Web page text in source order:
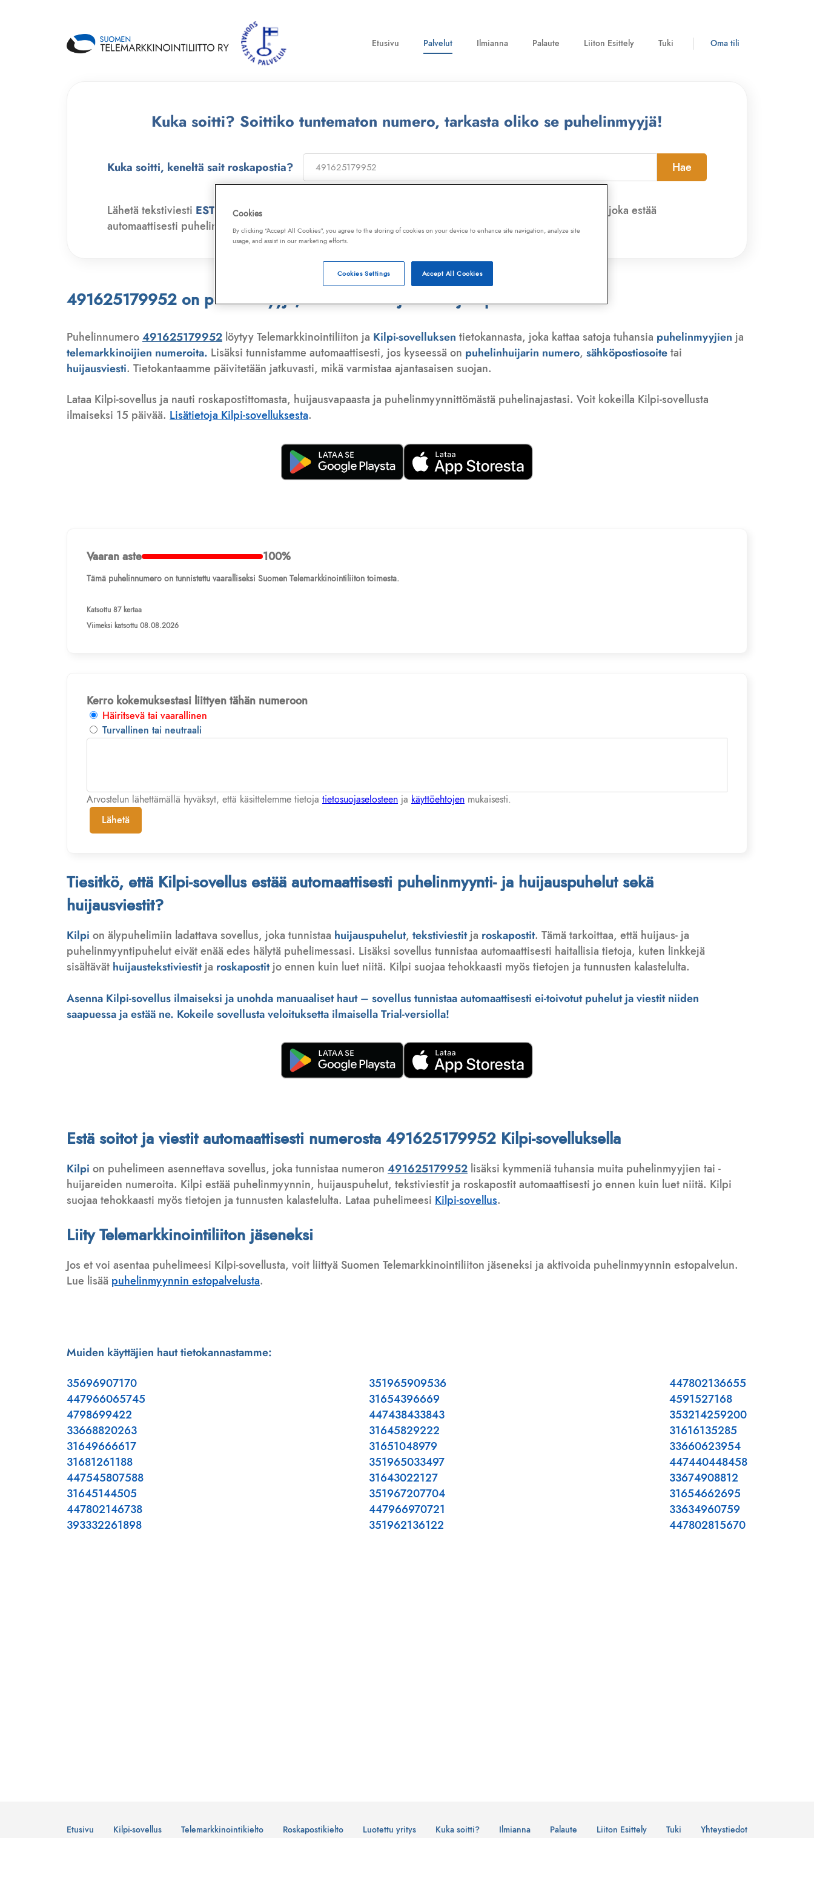
Etusivu Palvelut Ilmianna Palaute Liiton Esittely Tuki Oma tili
Kuka soitti? Soittiko tuntematon numero, tarkasta oliko se puhelinmyyjä!
Kuka soitti, keneltä sait roskapostia? Hae
Lähetä tekstiviesti ESTO numeroon
, niin saat laajan telemarkkinointikiellon ja Kilpi-sovelluksen, joka estää
automaattisesti puhelinmyyjien soitot, huijaussoitot, huijausviestit ja roskapostit.
491625179952 on puhelinmyyjä, telemarkkinoija tai huijauspuhelu
Puhelinnumero491625179952 löytyy Telemarkkinointiliiton ja Kilpi-sovelluksen tietokannasta, joka kattaa satoja tuhansia puhelinmyyjien ja
telemarkkinoijien numeroita. Lisäksi tunnistamme automaattisesti, jos kyseessä on puhelinhuijarin numero, sähköpostiosoitetai
huijausviesti. Tietokantaamme päivitetään jatkuvasti, mikä varmistaa ajantasaisen suojan.
Lataa Kilpi-sovellus ja nauti roskapostittomasta, huijausvapaasta ja puhelinmyynnittömästä puhelinajastasi. Voit kokeilla Kilpi-sovellusta
ilmaiseksi 15 päivää. Lisätietoja Kilpi-sovelluksesta.
Vaaran aste 100%
Tämä puhelinnumero on tunnistettu vaaralliseksi Suomen Telemarkkinointiliiton toimesta.
Katsottu 87 kertaa
Viimeksi katsottu 08.08.2026
Kerro kokemuksestasi liittyen tähän numeroon
Häiritsevä tai vaarallinen
Turvallinen tai neutraali
Arvostelun lähettämällä hyväksyt, että käsittelemme tietoja tietosuojaselosteen ja käyttöehtojen mukaisesti.
Lähetä
Tiesitkö, että Kilpi-sovellus estää automaattisesti puhelinmyynti- ja huijauspuhelut sekä
huijausviestit?
Kilpi on älypuhelimiin ladattava sovellus, joka tunnistaa huijauspuhelut, tekstiviestitja roskapostit. Tämä tarkoittaa, että huijaus- ja
puhelinmyyntipuhelut eivät enää edes hälytä puhelimessasi. Lisäksi sovellus tunnistaa automaattisesti haitallisia tietoja, kuten linkkejä
sisältävät huijaustekstiviestitja roskapostitjo ennen kuin luet niitä. Kilpi suojaa tehokkaasti myös tietojen ja tunnusten kalastelulta.
Asenna Kilpi-sovellus ilmaiseksi ja unohda manuaaliset haut – sovellus tunnistaa automaattisesti ei-toivotut puhelut ja viestit niiden
saapuessa ja estää ne. Kokeile sovellusta veloituksetta ilmaisella Trial-versiolla!
Estä soitot ja viestit automaattisesti numerosta 491625179952 Kilpi-sovelluksella
Kilpi on puhelimeen asennettava sovellus, joka tunnistaa numeron 491625179952 lisäksi kymmeniä tuhansia muita puhelinmyyjien tai -
huijareiden numeroita. Kilpi estää puhelinmyynnin, huijauspuhelut, tekstiviestit ja roskapostit automaattisesti jo ennen kuin luet niitä. Kilpi
suojaa tehokkaasti myös tietojen ja tunnusten kalastelulta. Lataa puhelimeesi Kilpi-sovellus.
Liity Telemarkkinointiliiton jäseneksi
Jos et voi asentaa puhelimeesi Kilpi-sovellusta, voit liittyä Suomen Telemarkkinointiliiton jäseneksi ja aktivoida puhelinmyynnin estopalvelun.
Lue lisää puhelinmyynnin estopalvelusta.
Muiden käyttäjien haut tietokannastamme:
35696907170
447966065745
4798699422
33668820263
31649666617
31681261188
447545807588
31645144505
447802146738
393332261898
351965909536
31654396669
447438433843
31645829222
31651048979
351965033497
31643022127
351967207704
447966970721
351962136122
447802136655
4591527168
353214259200
31616135285
33660623954
447440448458
33674908812
31654662695
33634960759
447802815670
Etusivu Kilpi-sovellus Telemarkkinointikielto Roskapostikielto Luotettu yritys Kuka soitti? Ilmianna Palaute Liiton Esittely Tuki
Yhteystiedot
Cookies
By clicking “Accept All Cookies”, you agree to the storing of cookies on your device to enhance site navigation, analyze site
usage, and assist in our marketing efforts.
Accept All Cookies
Cookies Settings